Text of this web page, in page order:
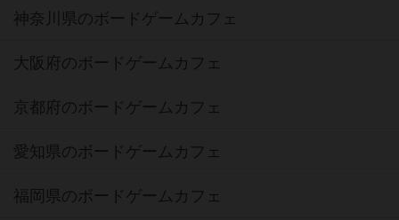
神奈川県のボードゲームカフェ
大阪府のボードゲームカフェ
京都府のボードゲームカフェ
愛知県のボードゲームカフェ
福岡県のボードゲームカフェ